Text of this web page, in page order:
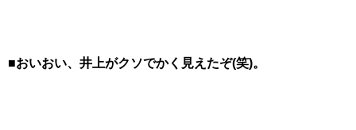
■おいおい、井上がクソでかく見えたぞ(笑)。